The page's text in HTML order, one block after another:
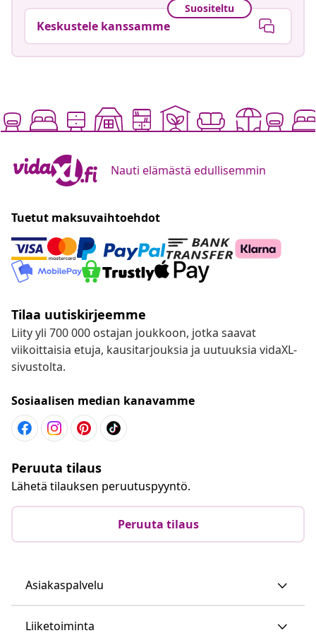
Suositeltu
Keskustele kanssamme
Nauti elämästä edullisemmin
Tuetut maksuvaihtoehdot
Tilaa uutiskirjeemme
Liity yli 700 000 ostajan joukkoon, jotka saavat
viikoittaisia etuja, kausitarjouksia ja uutuuksia vidaXL-
sivustolta.
Sosiaalisen median kanavamme
Peruuta tilaus
Lähetä tilauksen peruutuspyyntö.
Peruuta tilaus
Asiakaspalvelu
Liiketoiminta